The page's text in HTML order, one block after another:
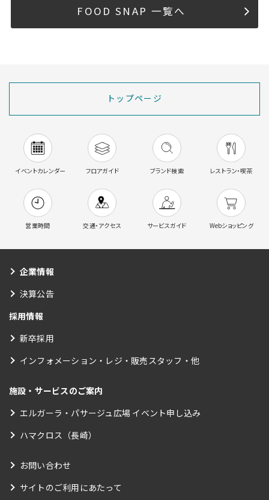
FOOD SNAP 一覧へ
トップページ
イベントカレンダー フロアガイド ブランド検索 レストラン・喫茶
営業時間 交通・アクセス サービスガイド Webショッピング
企業情報
決算公告
採用情報
新卒採用
インフォメーション・レジ・販売スタッフ・他
施設・サービスのご案内
エルガーラ・パサージュ広場 イベント申し込み
ハマクロス（長崎）
お問い合わせ
サイトのご利用にあたって